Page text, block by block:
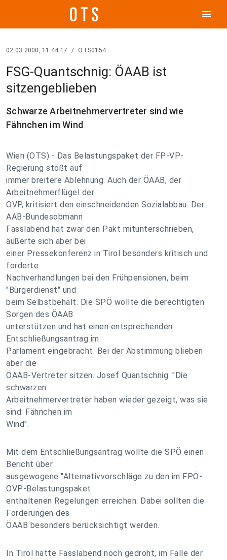
menu
02.03.2000, 11:44:17 / OTS0154
FSG-Quantschnig: ÖAAB ist
sitzengeblieben
Schwarze Arbeitnehmervertreter sind wie
Fähnchen im Wind
Wien (OTS) - Das Belastungspaket der FP-VP-
Regierung stößt auf
immer breitere Ablehnung. Auch der ÖAAB, der
Arbeitnehmerflügel der
ÖVP, kritisiert den einschneidenden Sozialabbau. Der
AAB-Bundesobmann
Fasslabend hat zwar den Pakt mitunterschrieben,
äußerte sich aber bei
einer Pressekonferenz in Tirol besonders kritisch und
forderte
Nachverhandlungen bei den Frühpensionen, beim
"Bürgerdienst" und
beim Selbstbehalt. Die SPÖ wollte die berechtigten
Sorgen des ÖAAB
unterstützen und hat einen entsprechenden
Entschließungsantrag im
Parlament eingebracht. Bei der Abstimmung blieben
aber die
ÖAAB-Vertreter sitzen. Josef Quantschnig: "Die
schwarzen
Arbeitnehmervertreter haben wieder gezeigt, was sie
sind: Fähnchen im
Wind".
Mit dem Entschließungsantrag wollte die SPÖ einen
Bericht über
ausgewogene "Alternativvorschläge zu den im FPÖ-
ÖVP-Belastungspaket
enthaltenen Regelungen erreichen. Dabei sollten die
Forderungen des
ÖAAB besonders berücksichtigt werden.
In Tirol hatte Fasslabend noch gedroht, im Falle der